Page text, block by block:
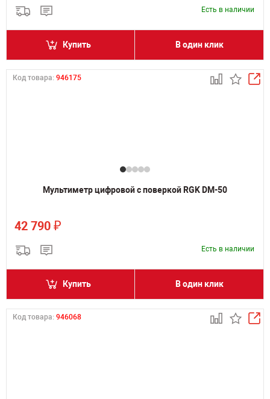
Есть в наличии
Купить В один клик
Код товара: 946175
Мультиметр цифровой с поверкой RGK DM-50
42 790 ₽
Есть в наличии
Купить В один клик
Код товара: 946068